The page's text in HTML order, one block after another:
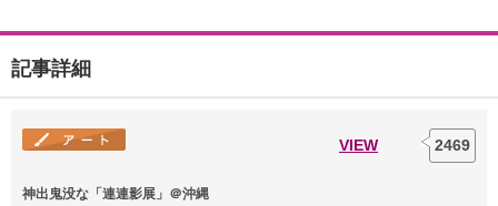
記事詳細
VIEW 2469
神出鬼没な「連連影展」＠沖縄